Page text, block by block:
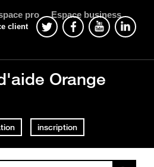
pro Espace business
client
Orange
inscription